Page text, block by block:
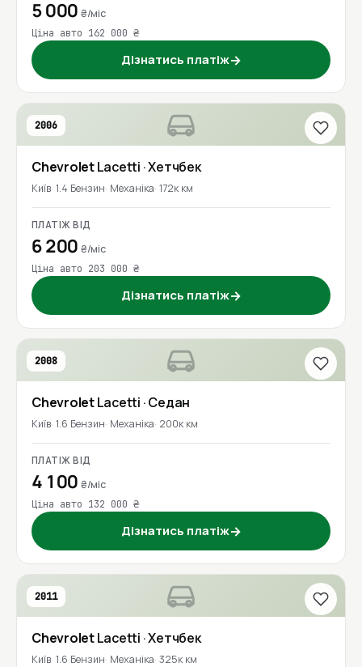
5 000₴/міс
Ціна авто 162 000 ₴
Дізнатись платіж→
2006
ChevroletLacetti · Хетчбек
Київ 1.4 Бензин Механіка 172к км
ПЛАТІЖ ВІД
6 200₴/міс
Ціна авто 203 000 ₴
Дізнатись платіж→
2008
ChevroletLacetti · Седан
Київ 1.6 Бензин Механіка 200к км
ПЛАТІЖ ВІД
4 100₴/міс
Ціна авто 132 000 ₴
Дізнатись платіж→
2011
ChevroletLacetti · Хетчбек
Київ 1.6 Бензин Механіка 325к км